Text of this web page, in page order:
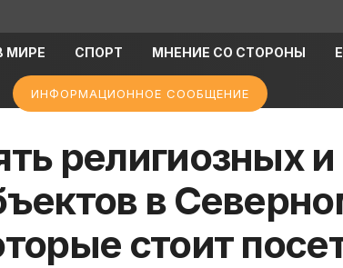
МИРЕ СПОРТ МНЕНИЕ СО СТОРОНЫ
ИНФОРМАЦИОННОЕ СООБЩЕНИЕ
религиозных
в
стоит